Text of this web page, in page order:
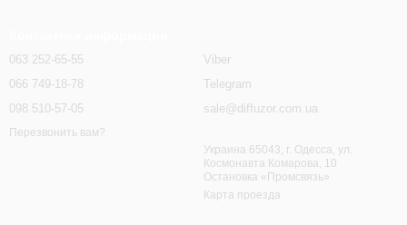
063 252-65-55
066 749-18-78
098 510-57-05
Перезвонить вам?
Viber
Telegram
sale@diffuzor.com.ua
Украина 65043, г. Одесса, ул.
Космонавта Комарова, 10
Остановка «Промсвязь»
Карта проезда